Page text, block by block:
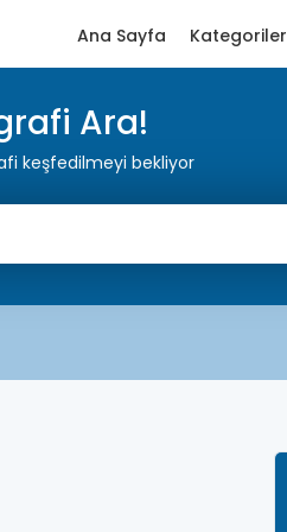
Ana Sayfa Kategoriler
Ara!
keşfedilmeyi bekliyor